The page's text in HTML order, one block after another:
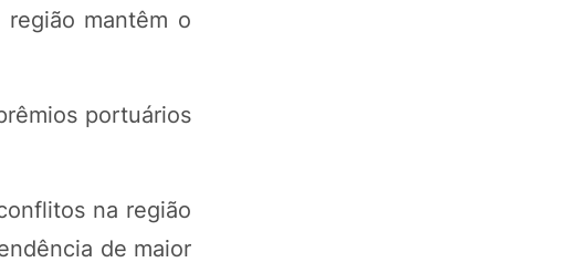
mantêm o
portuários
na região
de maior